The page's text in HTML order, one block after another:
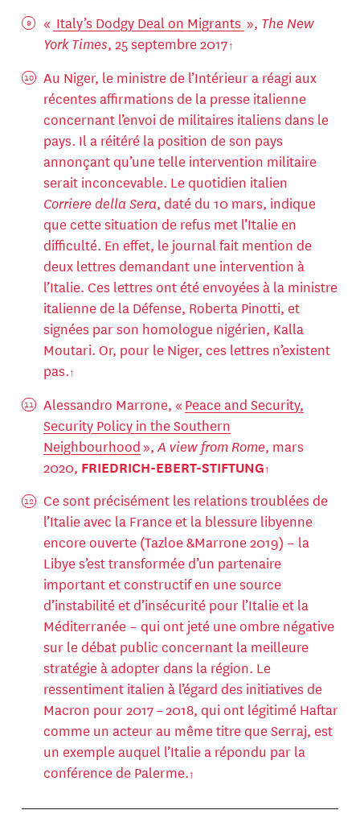
« Italy’s Dodgy Deal on Migrants », The New
York Times, 25 septembre 2017
Au Niger, le ministre de l’Intérieur a réagi aux
récentes affirmations de la presse italienne
concernant l’envoi de militaires italiens dans le
pays. Il a réitéré la position de son pays
annonçant qu’une telle intervention militaire
serait inconcevable. Le quotidien italien
Corriere della Sera, daté du 10 mars, indique
que cette situation de refus met l’Italie en
difficulté. En effet, le journal fait mention de
deux lettres demandant une intervention à
l’Italie. Ces lettres ont été envoyées à la ministre
italienne de la Défense, Roberta Pinotti, et
signées par son homologue nigérien, Kalla
Moutari. Or, pour le Niger, ces lettres n’existent
pas.
Alessandro Marrone, « Peace and Security,
Security Policy in the Southern
Neighbourhood»,A view from Rome, mars
2020, FRIEDRICH-EBERT-STIFTUNG
Ce sont précisément les relations troublées de
l’Italie avec la France et la blessure libyenne
encore ouverte (Tazloe &Marrone 2019) – la
Libye s’est transformée d’un partenaire
important et constructif en une source
d’instabilité et d’insécurité pour l’Italie et la
Méditerranée – qui ont jeté une ombre négative
sur le débat public concernant la meilleure
stratégie à adopter dans la région. Le
ressentiment italien à l’égard des initiatives de
Macron pour 2017 – 2018, qui ont légitimé Haftar
comme un acteur au même titre que Serraj, est
un exemple auquel l’Italie a répondu par la
conférence de Palerme.